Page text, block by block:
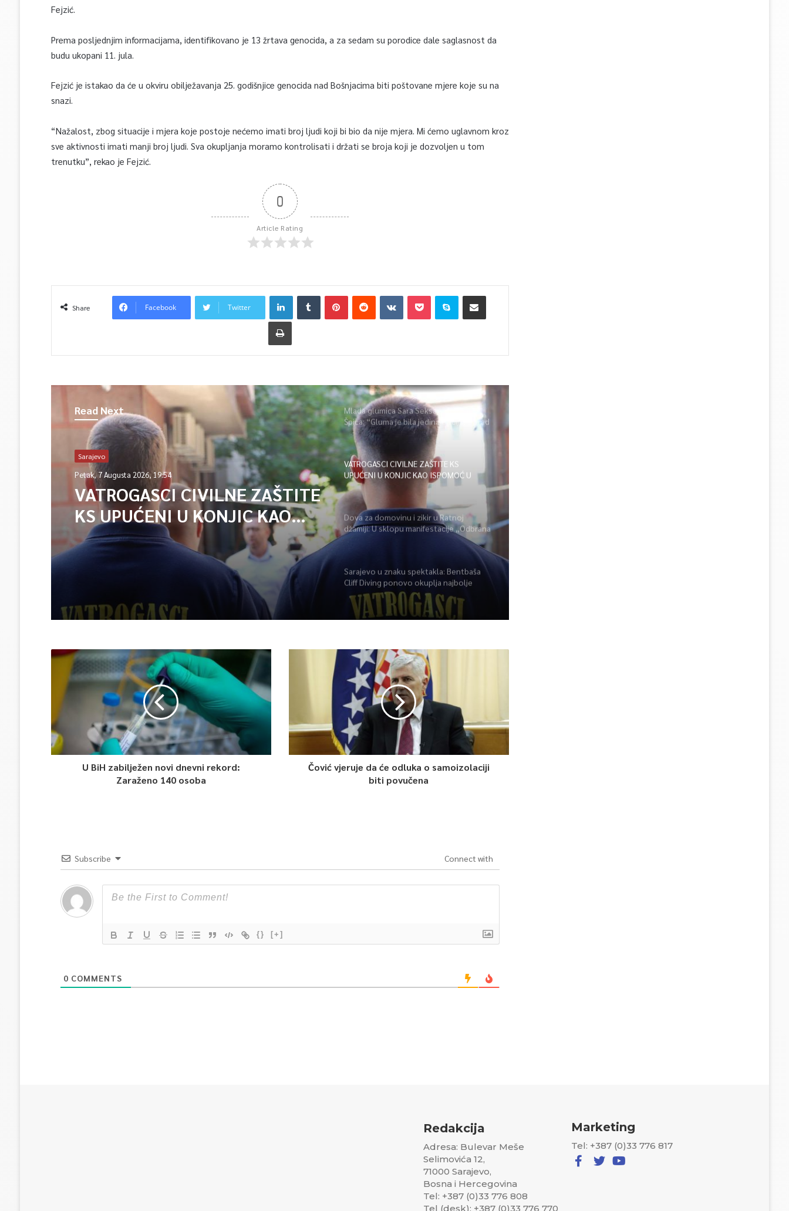
Fejzić.
Prema posljednjim informacijama, identifikovano je 13 žrtava genocida, a za sedam su porodice dale saglasnost da
budu ukopani 11. jula.
Fejzić je istakao da će u okviru obilježavanja 25. godišnjice genocida nad Bošnjacima biti poštovane mjere koje su na
snazi.
“Nažalost, zbog situacije i mjera koje postoje nećemo imati broj ljudi koji bi bio da nije mjera. Mi ćemo uglavnom kroz
sve aktivnosti imati manji broj ljudi. Sva okupljanja moramo kontrolisati i držati se broja koji je dozvoljen u tom
trenutku”, rekao je Fejzić.
0
Article Rating
Share Facebook Twitter
Read Next
Sarajevo
Petak, 7 Augusta 2026, 19:54
VATROGASCI CIVILNE ZAŠTITE
KS UPUĆENI U KONJIC KAO
ISPOMOĆ U GAŠENJU POŽARA
Mlada glumica Sara Seksan u emisiji
Špica: “Gluma je bila jedina opcija, uz rad
i disciplinu sve je moguće”
VATROGASCI CIVILNE ZAŠTITE KS
UPUĆENI U KONJIC KAO ISPOMOĆ U
GAŠENJU POŽARA
Dova za domovinu i zikir u Ratnoj
džamiji: U sklopu manifestacije „Odbrana
BiH – Igman 2026“ odana počast
Sarajevo u znaku spektakla: Bentbaša
Cliff Diving ponovo okuplja najbolje
skakače i vrhunsku zabavu
U BiH zabilježen novi dnevni rekord:
Zaraženo 140 osoba
Čović vjeruje da će odluka o samoizolaciji
biti povučena
Subscribe Connect with
{} [+]
0 COMMENTS
Redakcija
Adresa: Bulevar Meše
Selimovića 12,
71000 Sarajevo,
Bosna i Hercegovina
Tel: +387 (0)33 776 808
Tel (desk): +387 (0)33 776 770
Marketing
Tel: +387 (0)33 776 817